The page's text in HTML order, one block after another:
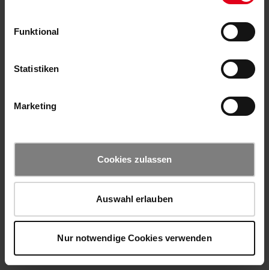
Funktional
Statistiken
Marketing
Cookies zulassen
Auswahl erlauben
Nur notwendige Cookies verwenden